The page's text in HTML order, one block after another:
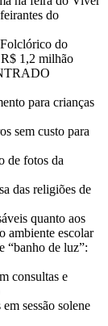
do
do
1,2 milhão
para crianças
sem custo para
de fotos da
das religiões de
quanto aos
ambiente escolar
“banho de luz”:
consultas e
sessão solene